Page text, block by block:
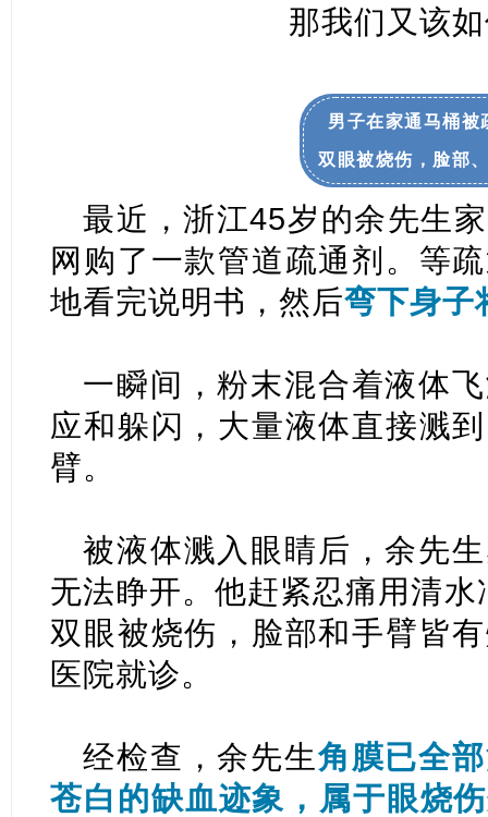
那我们又该
男子在家通马桶被
双眼被烧伤，脸部
最近，浙江45岁的余先生
网购了一款管道疏通剂 。等
地看完说明书，然后弯下身子
一瞬间，粉末混合着液体
应和躲闪，大量液体直接溅
臂。
被液体溅入眼睛后，余先
无法睁开。他赶紧忍痛用清
双眼被烧伤，脸部和手臂皆
医院就诊。
经检查，余先生角膜已全
苍白的缺血迹象，属于眼烧